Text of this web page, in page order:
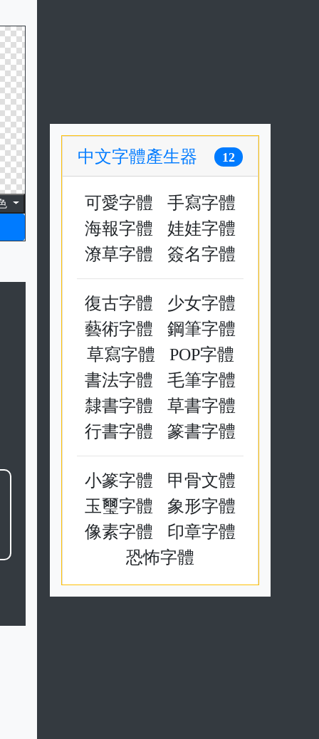
中文字體產生器 12
可愛字體
手寫字體
海報字體
娃娃字體
潦草字體
簽名字體
復古字體
少女字體
藝術字體
鋼筆字體
草寫字體
POP字體
書法字體
毛筆字體
隸書字體
草書字體
行書字體
篆書字體
小篆字體
甲骨文體
玉璽字體
象形字體
像素字體
印章字體
恐怖字體